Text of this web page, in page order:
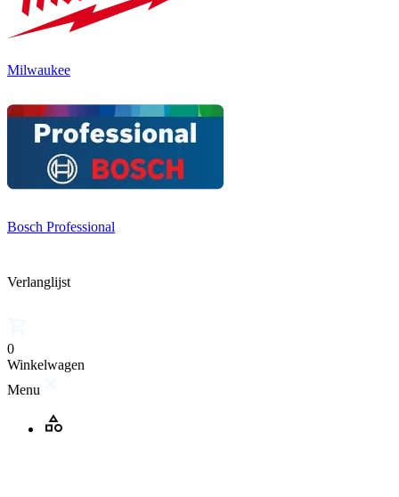
Milwaukee
Bosch Professional
Verlanglijst
0
Winkelwagen
Menu